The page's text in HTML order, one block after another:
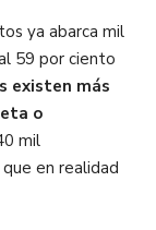
ya abarca mil
59 por ciento
existen más
o
mil
en realidad